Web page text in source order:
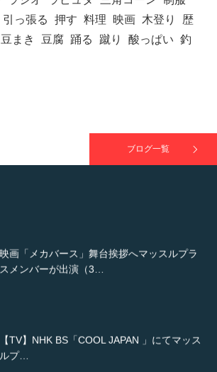
引っ張る 押す 料理 映画 木登り
歴
豆まき 豆腐 踊る 蹴り 酸っぱい 釣
ブログ一覧
NHK「所さん！事件ですよ」に取材されまし
た（6/8放送）